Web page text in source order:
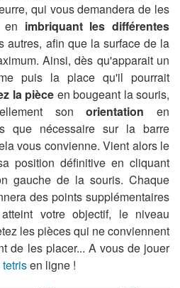
qui vous demandera de les
en imbriquant les différentes
autres, afin que la surface de la
Ainsi, dès qu'apparait un
puis la place qu'il pourrait
la pièce en bougeant la souris,
sonorientation en
que nécessaire sur la barre
vous convienne. Vient alors le
position définitive en cliquant
gauche de la souris. Chaque
des points supplémentaires
votre objectif, le niveau
les pièces qui ne conviennent
de les placer... A vous de jouer
en ligne !